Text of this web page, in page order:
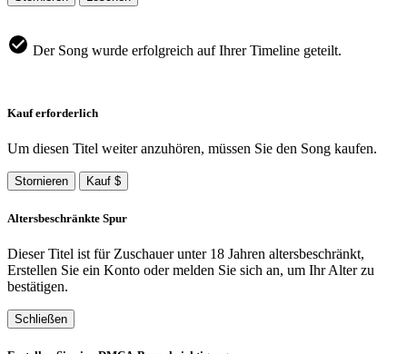
Der Song wurde erfolgreich auf Ihrer Timeline geteilt.
Kauf erforderlich
Um diesen Titel weiter anzuhören, müssen Sie den Song kaufen.
Stornieren Kauf $
Altersbeschränkte Spur
Dieser Titel ist für Zuschauer unter 18 Jahren altersbeschränkt,
Erstellen Sie ein Konto oder melden Sie sich an, um Ihr Alter zu
bestätigen.
Schließen